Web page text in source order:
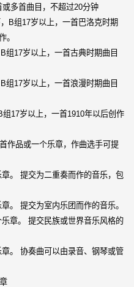
多首曲目，不超过20分钟
B组17岁以上，一首巴洛克时期
。
组17岁以上，一首古典时期曲目
组17岁以上，一首浪漫时期曲目
17岁以上，一首1910年以后创作
作品或一个乐章，作曲选手可提
。 提交为二重奏而作的音乐，包
。 提交为室内乐团而作的音乐。
章。 提交民族或世界音乐风格的
。 协奏曲可以由录音、钢琴或管